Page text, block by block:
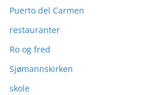
Puerto del Carmen
restauranter
Ro og fred
Sjømannskirken
skole